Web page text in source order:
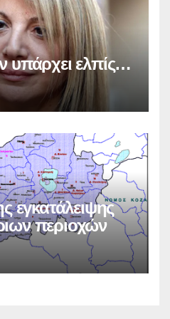
ελπίς…
εγκατάλειψης
περιοχών